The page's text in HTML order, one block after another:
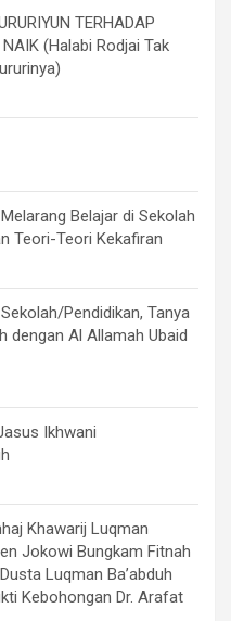
TERHADAP
(Halabi Rodjai Tak
Belajar di Sekolah
Teori-Teori Kekafiran
Pendidikan, Tanya
dengan Al Allamah Ubaid
Ikhwani
Khawarij Luqman
Jokowi Bungkam Fitnah
Luqman Ba’abduh
Kebohongan Dr. Arafat